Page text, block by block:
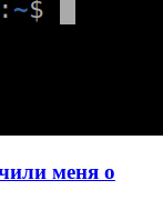
меня о